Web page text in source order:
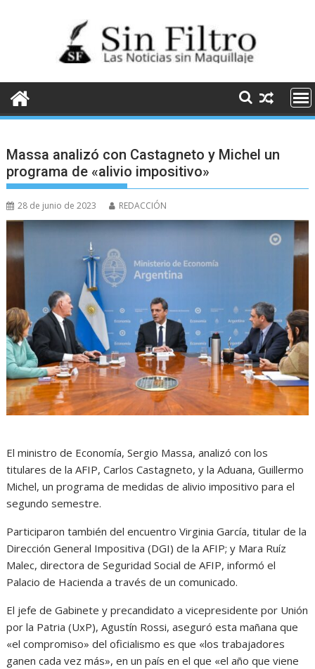
Massa analizó con Castagneto y Michel un
programa de «alivio impositivo»
28 de junio de 2023 REDACCIÓN
El ministro de Economía, Sergio Massa, analizó con los
titulares de la AFIP, Carlos Castagneto, y la Aduana, Guillermo
Michel, un programa de medidas de alivio impositivo para el
segundo semestre.
Participaron también del encuentro Virginia García, titular de la
Dirección General Impositiva (DGI) de la AFIP; y Mara Ruíz
Malec, directora de Seguridad Social de AFIP, informó el
Palacio de Hacienda a través de un comunicado.
El jefe de Gabinete y precandidato a vicepresidente por Unión
por la Patria (UxP), Agustín Rossi, aseguró esta mañana que
«el compromiso» del oficialismo es que «los trabajadores
ganen cada vez más», en un país en el que «el año que viene